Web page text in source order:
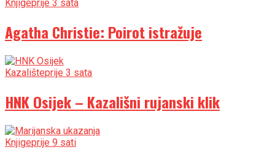
Knjigeprije 3 sata
Agatha Christie: Poirot istražuje
Kazališteprije 3 sata
HNK Osijek – Kazališni rujanski klik
Knjigeprije 9 sati